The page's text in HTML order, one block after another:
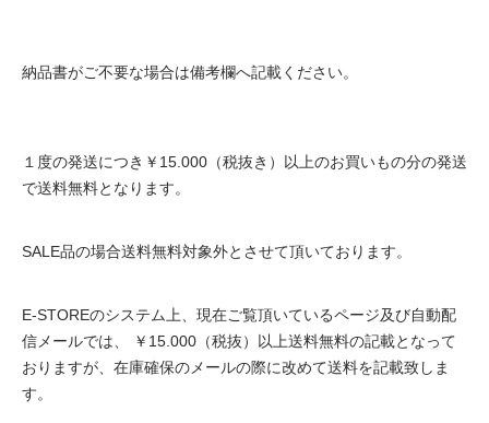
納品書がご不要な場合は備考欄へ記載ください。
１度の発送につき￥15.000（税抜き）以上のお買いもの分の発送
で送料無料となります。
SALE品の場合送料無料対象外とさせて頂いております。
E-STOREのシステム上、現在ご覧頂いているページ及び自動配
信メールでは、 ￥15.000（税抜）以上送料無料の記載となって
おりますが、在庫確保のメールの際に改めて送料を記載致しま
す。